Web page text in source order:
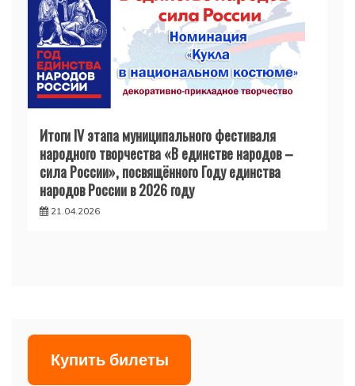
Итоги IV этапа муниципального фестиваля
народного творчества «В единстве народов –
сила России», посвящённого Году единства
народов России в 2026 году
21.04.2026
Купить билеты